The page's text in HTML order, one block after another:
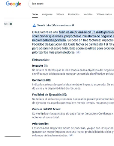
Sino conoces la etiqueta
documentación de Google al
Básicamente es una etiqueta
partes de la web NO queremos
caso hicimos una pequeña
agencia y en la propia web de la
Google estaba cogiendo en los
Herramientas /